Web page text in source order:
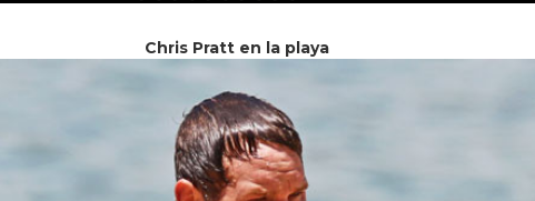
Chris Pratt en la playa